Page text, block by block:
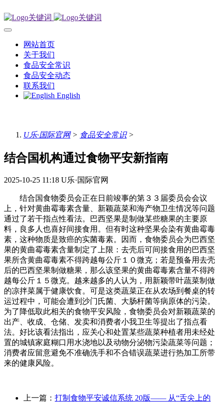
网站首页
关于我们
食品安全常识
食品安全动态
联系我们
English
U乐·国际官网> 食品安全常识>
结合国机构通过食物平安新指南
2025-10-25 11:18 U乐·国际官网
结合国食物委员会正在日前竣事的第３３届委员会会议
上，针对黄曲霉毒素含量、新颖蔬菜和海产物卫生情况等问题
通过了若干指点性看法。巴西坚果是制做某些糖果的主要原
料，良多人也喜好间接食用。但有时这种坚果会染有黄曲霉毒
素，这种物质是致癌的实菌毒素。因而，食物委员会为巴西坚
果的黄曲霉毒素含量制定了上限：去壳后可间接食用的巴西坚
果所含黄曲霉毒素不得跨越每公斤１０微克；若是预备用去壳
后的巴西坚果制做糖果，那么该坚果的黄曲霉毒素含量不得跨
越每公斤１５微克。越来越多的人认为，用新颖带叶蔬菜制做
的凉拌菜属于健康饮食。可是这类蔬菜正在从农场到餐桌的转
运过程中，可能会遭到沙门氏菌、大肠杆菌等病原体的污染。
为了降低取此相关的食物平安风险，食物委员会对新颖蔬菜的
出产、收成、仓储、发卖和消费者小我卫生等提出了指点看
法。好比该看法指出，应关心和处置某些蔬菜种植者用未经处
置的城镇家庭糊口用水浇地以及动物分泌物污染蔬菜等问题；
消费者应留意避免不准确洗手和不合错误蔬菜进行热加工所带
来的健康风险。
上一篇： 打制食物平安诚信系统 20版—— 从“舌尖上的